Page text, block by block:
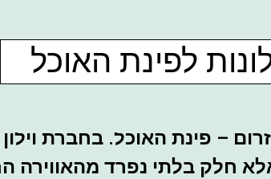
לפינת האוכל
– פינת האוכל. בחברת וילון
חלק בלתי נפרד מהאווירה